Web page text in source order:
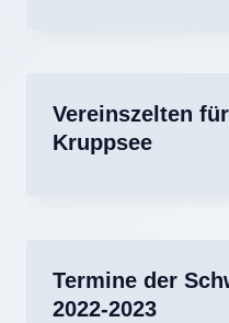
Vereinszelten
Kruppsee
Termine der
2022-2023